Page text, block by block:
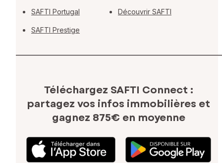
SAFTI Portugal
SAFTI Prestige
Découvrir SAFTI
Téléchargez SAFTI Connect :
partagez vos infos immobilières et
gagnez 875€ en moyenne